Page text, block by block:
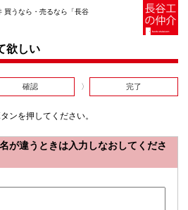
買うなら・売るなら「長谷
欲しい
確認 完了
ンを押してください。
名が違うときは入力しなおしてくださ